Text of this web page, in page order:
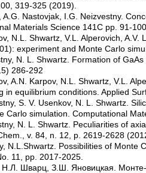
319-325 (2019).
A.G. Nastovjak, I.G. Neizvestny.
Materials Science 141C pp. 91-
N.L. Shwartz, V.L. Alperovich,
experiment and Monte Carlo
N. L. Shwartz. Formation of
286-292
A.N. Karpov, N.L. Shwartz, V.L.
in equilibrium conditions. Applied
S. V. Usenkov, N. L. Shwartz.
Carlo simulation. Computational
N. L. Shwartz. Peculiarities of
v. 84, n. 12, p. 2619-2628
N.L.Shwartz. Possibilities of
11, pp. 2017-2025.
Шварц, З.Ш. Яновицкая. Монте-